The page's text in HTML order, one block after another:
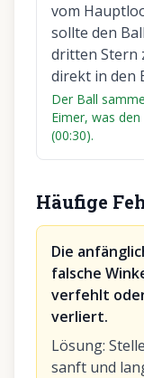
vom
sollte den
dritten Stern
direkt in den
Der Ball
Eimer, was
(00:30).
Häufige
Die
falsche
verfehlt
verliert.
Lösung:
sanft und